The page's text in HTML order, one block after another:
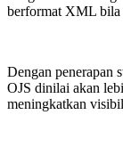
berformat XML bila
Dengan penerapan
OJS dinilai akan
meningkatkan